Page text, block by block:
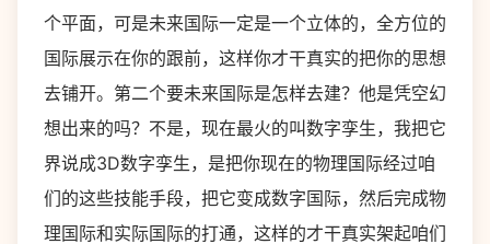
个平面，可是未来国际一定是一个立体的，全方位的
国际展示在你的跟前，这样你才干真实的把你的思想
去铺开。第二个要未来国际是怎样去建？他是凭空幻
想出来的吗？不是，现在最火的叫数字孪生，我把它
界说成3D数字孪生，是把你现在的物理国际经过咱
们的这些技能手段，把它变成数字国际，然后完成物
理国际和实际国际的打通，这样的才干真实架起咱们